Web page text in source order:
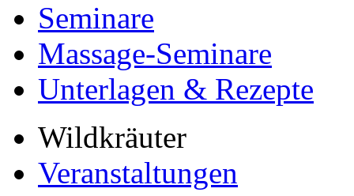
Seminare
Massage-Seminare
Unterlagen & Rezepte
Wildkräuter
Veranstaltungen